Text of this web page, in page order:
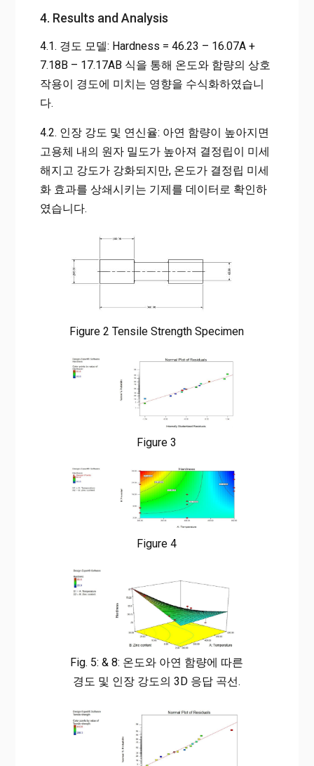
4. Results and Analysis
4.1. 경도 모델: Hardness = 46.23 – 16.07A +
7.18B – 17.17AB 식을 통해 온도와 함량의 상호
작용이 경도에 미치는 영향을 수식화하였습니
다.
4.2. 인장 강도 및 연신율: 아연 함량이 높아지면
고용체 내의 원자 밀도가 높아져 결정립이 미세
해지고 강도가 강화되지만, 온도가 결정립 미세
화 효과를 상쇄시키는 기제를 데이터로 확인하
였습니다.
Figure 2 Tensile Strength Specimen
Figure 3
Figure 4
Fig. 5: & 8: 온도와 아연 함량에 따른
경도 및 인장 강도의 3D 응답 곡선.